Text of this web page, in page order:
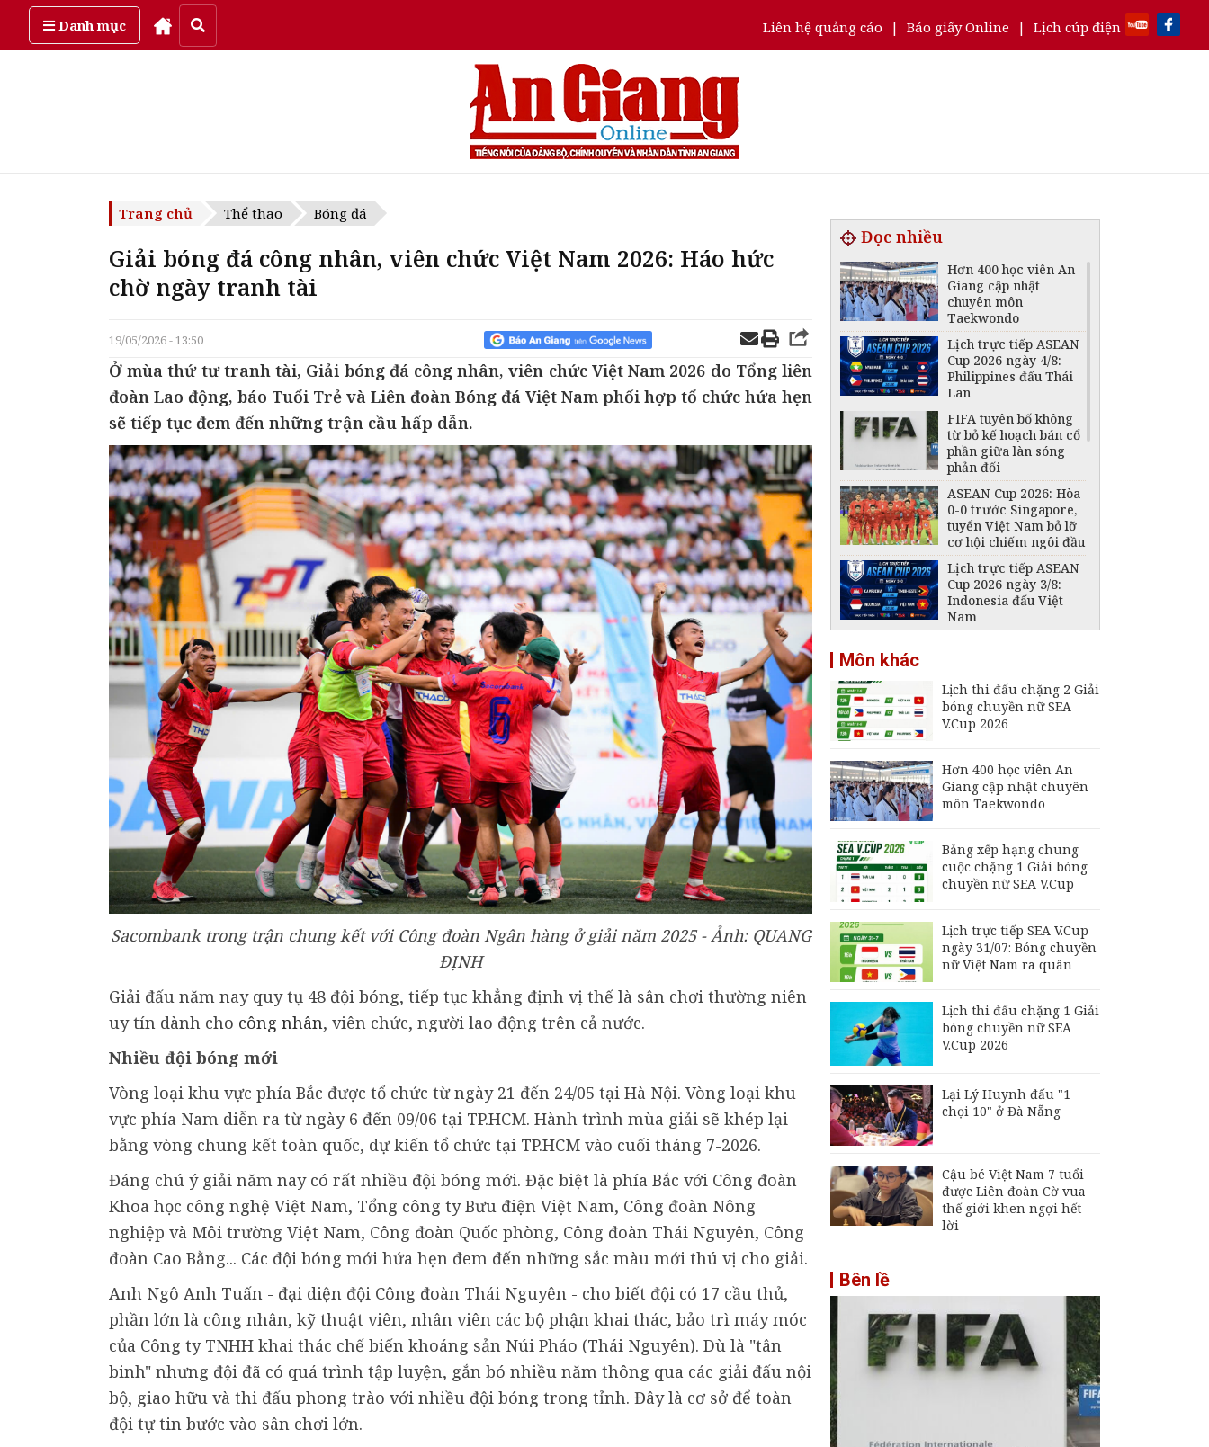
Danh mục Liên hệ quảng cáo | Báo giấy Online | Lịch cúp điện
Thứ sáu, ngày 7/08/2026
Trang chủ Thể thao Bóng đá
Giải bóng đá công nhân, viên chức Việt Nam 2026: Háo hức
chờ ngày tranh tài
19/05/2026 - 13:50
Ở mùa thứ tư tranh tài, Giải bóng đá công nhân, viên chức Việt Nam 2026 do Tổng liên
đoàn Lao động, báo Tuổi Trẻ và Liên đoàn Bóng đá Việt Nam phối hợp tổ chức hứa hẹn
sẽ tiếp tục đem đến những trận cầu hấp dẫn.
Sacombank trong trận chung kết với Công đoàn Ngân hàng ở giải năm 2025 - Ảnh: QUANG
ĐỊNH
Giải đấu năm nay quy tụ 48 đội bóng, tiếp tục khẳng định vị thế là sân chơi thường niên
uy tín dành cho công nhân, viên chức, người lao động trên cả nước.
Nhiều đội bóng mới
Vòng loại khu vực phía Bắc được tổ chức từ ngày 21 đến 24/05 tại Hà Nội. Vòng loại khu
vực phía Nam diễn ra từ ngày 6 đến 09/06 tại TP.HCM. Hành trình mùa giải sẽ khép lại
bằng vòng chung kết toàn quốc, dự kiến tổ chức tại TP.HCM vào cuối tháng 7-2026.
Đáng chú ý giải năm nay có rất nhiều đội bóng mới. Đặc biệt là phía Bắc với Công đoàn
Khoa học công nghệ Việt Nam, Tổng công ty Bưu điện Việt Nam, Công đoàn Nông
nghiệp và Môi trường Việt Nam, Công đoàn Quốc phòng, Công đoàn Thái Nguyên, Công
đoàn Cao Bằng... Các đội bóng mới hứa hẹn đem đến những sắc màu mới thú vị cho giải.
Anh Ngô Anh Tuấn - đại diện đội Công đoàn Thái Nguyên - cho biết đội có 17 cầu thủ,
phần lớn là công nhân, kỹ thuật viên, nhân viên các bộ phận khai thác, bảo trì máy móc
của Công ty TNHH khai thác chế biến khoáng sản Núi Pháo (Thái Nguyên). Dù là "tân
binh" nhưng đội đã có quá trình tập luyện, gắn bó nhiều năm thông qua các giải đấu nội
bộ, giao hữu và thi đấu phong trào với nhiều đội bóng trong tỉnh. Đây là cơ sở để toàn
đội tự tin bước vào sân chơi lớn.
Đọc nhiều
Hơn 400 học viên An
Giang cập nhật
chuyên môn
Taekwondo
Lịch trực tiếp ASEAN
Cup 2026 ngày 4/8:
Philippines đấu Thái
Lan
FIFA tuyên bố không
từ bỏ kế hoạch bán cổ
phần giữa làn sóng
phản đối
ASEAN Cup 2026: Hòa
0-0 trước Singapore,
tuyển Việt Nam bỏ lỡ
cơ hội chiếm ngôi đầu
Lịch trực tiếp ASEAN
Cup 2026 ngày 3/8:
Indonesia đấu Việt
Nam
thế giới
VFF tiếp tục bán vé
trận Việt Nam -
Mỹ Đình
Đội tuyển Việt Nam
thắng thuyết phục
dẫn đầu bảng A
Bảng xếp hạng chung
cuộc chặng 1 Giải
Lịch thi đấu chặng 2
Giải bóng chuyền nữ
SEA V.Cup 2026
Môn khác
Lịch thi đấu chặng 2 Giải
bóng chuyền nữ SEA
V.Cup 2026
Hơn 400 học viên An
Giang cập nhật chuyên
môn Taekwondo
Bảng xếp hạng chung
cuộc chặng 1 Giải bóng
chuyền nữ SEA V.Cup
Lịch trực tiếp SEA V.Cup
ngày 31/07: Bóng chuyền
nữ Việt Nam ra quân
Lịch thi đấu chặng 1 Giải
bóng chuyền nữ SEA
V.Cup 2026
Lại Lý Huynh đấu "1
chọi 10" ở Đà Nẵng
Cậu bé Việt Nam 7 tuổi
được Liên đoàn Cờ vua
thế giới khen ngợi hết
lời
Bên lề